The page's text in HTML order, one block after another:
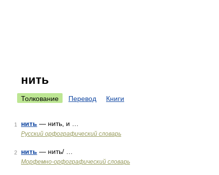
нить
Толкование Перевод Книги
1 нить — нить, и …
Русский орфографический словарь
2 нить — нить/ …
Морфемно-орфографический словарь